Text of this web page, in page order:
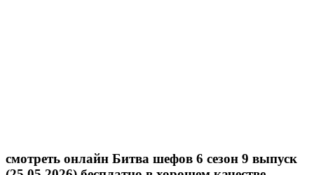
смотреть онлайн Битва шефов 6 сезон 9 выпуск